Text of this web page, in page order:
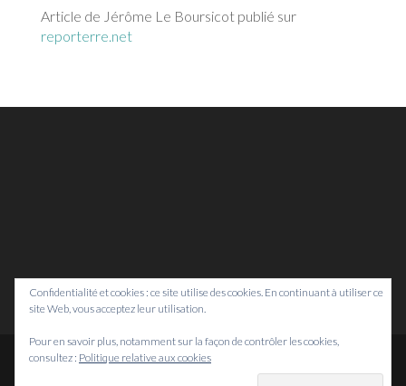
Article de Jérôme Le Boursicot publié sur
reporterre.net
Confidentialité et cookies : ce site utilise des cookies. En continuant à utiliser ce
site Web, vous acceptez leur utilisation.
Pour en savoir plus, notamment sur la façon de contrôler les cookies,
consultez : Politique relative aux cookies